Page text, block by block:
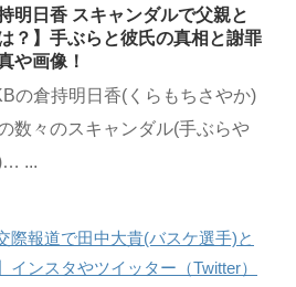
持明日香 スキャンダルで父親と
？】手ぶらと彼氏の真相と謝罪
や画像！
の倉持明日香(くらもちさやか)
数々のスキャンダル(手ぶらや
...
際報道で田中大貴(バスケ選手)と
インスタやツイッター（Twitter）